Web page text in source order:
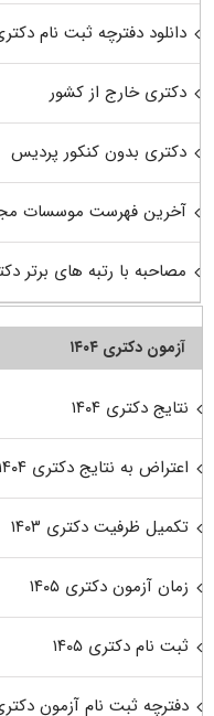
دانلود دفترچه ثبت نام
دکتری خارج از کشور
دکتری بدون کنکور پردیس
آخرین فهرست موسسات
مصاحبه با رتبه های برتر
آزمون دکتری ۱۴۰۴
نتایج دکتری ۱۴۰۴
اعتراض به نتایج دکتری ۱۴۰۴
تکمیل ظرفیت دکتری ۱۴۰۳
زمان آزمون دکتری ۱۴۰۵
ثبت نام دکتری ۱۴۰۵
دفترچه ثبت نام آزمون دکتری